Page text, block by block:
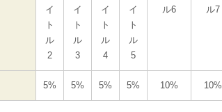
イ
ト
ル
2
イ
ト
ル
3
イ
ト
ル
4
イ
ト
ル
5
ル6
ル7
5% 5% 5% 5% 10% 10%